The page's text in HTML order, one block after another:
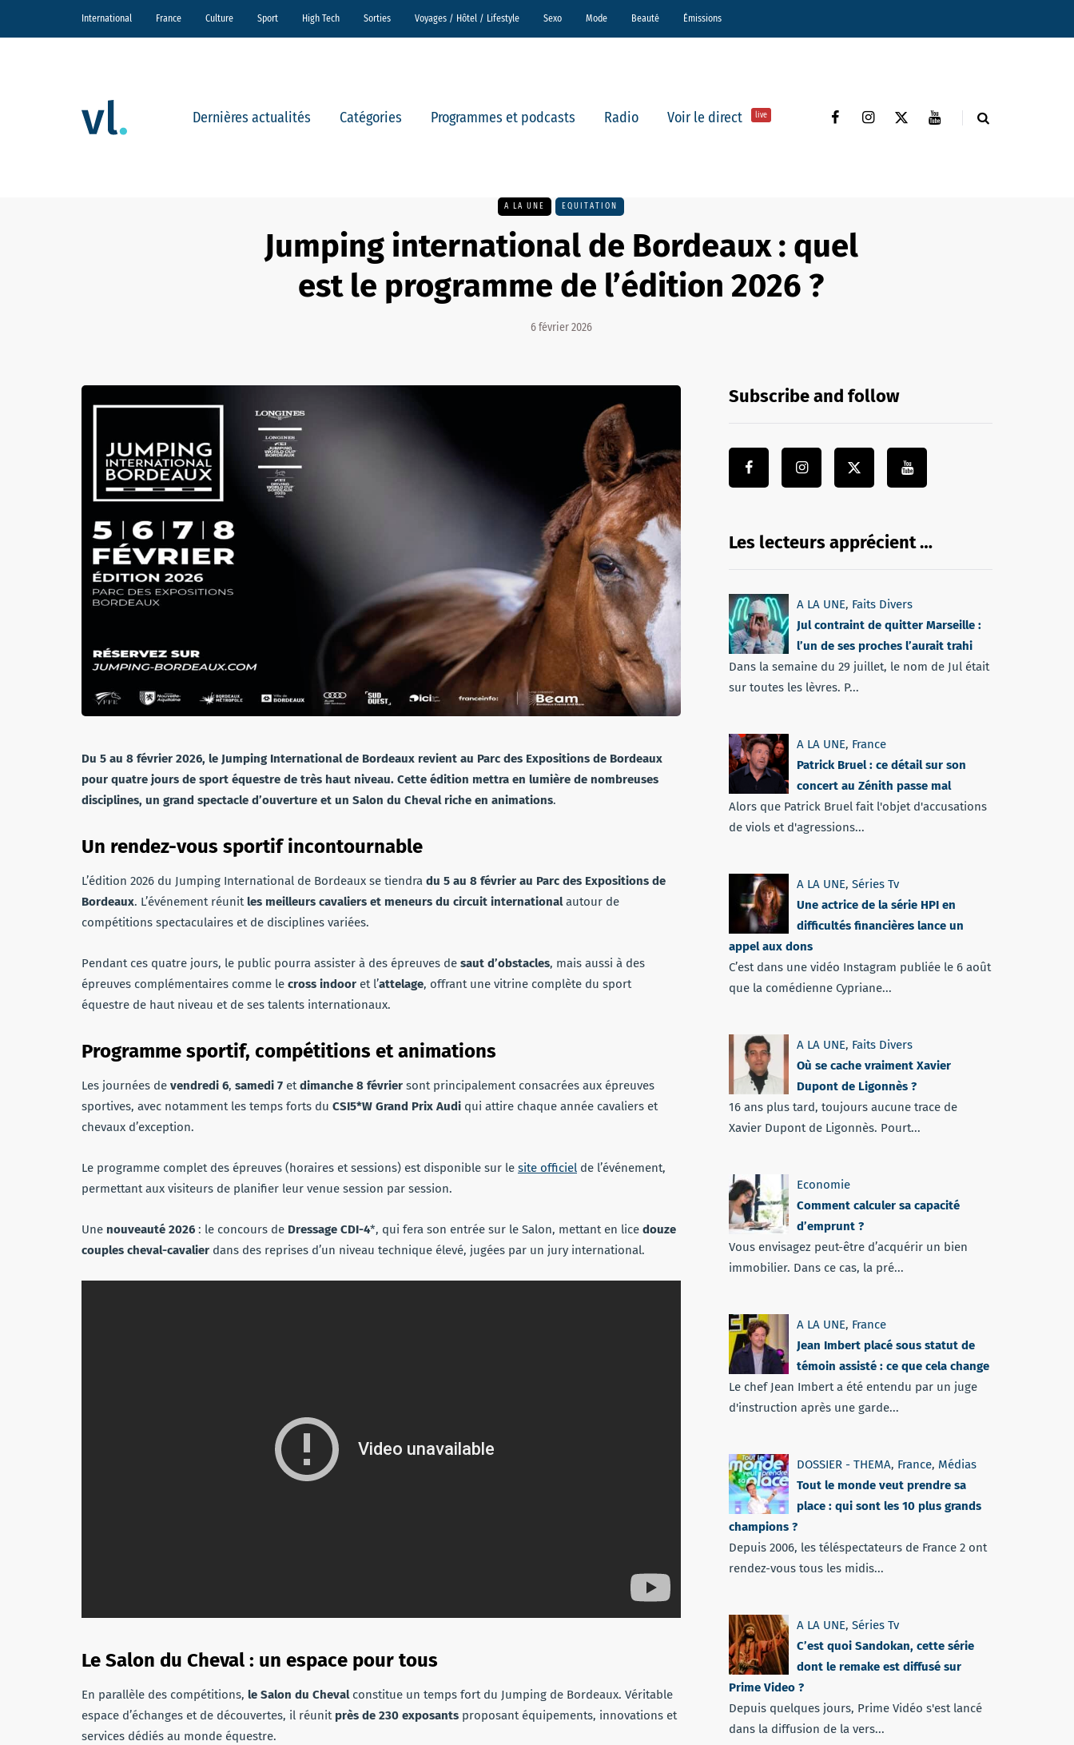
International France Culture Sport High Tech Sorties Voyages / Hôtel / Lifestyle Sexo Mode Beauté Émissions
Dernières actualités Catégories Programmes et podcasts Radio Voir le direct live
A LA UNE EQUITATION
Jumping international de Bordeaux : quel
est le programme de l’édition 2026 ?
6 février 2026
Du 5 au 8 février 2026, le Jumping International de Bordeaux revient au Parc des Expositions de Bordeaux
pour quatre jours de sport équestre de très haut niveau. Cette édition mettra en lumière de nombreuses
disciplines, un grand spectacle d’ouverture et un Salon du Cheval riche en animations.
Un rendez-vous sportif incontournable
L’édition 2026 du Jumping International de Bordeaux se tiendra du 5 au 8 février au Parc des Expositions de
Bordeaux. L’événement réunitles meilleurs cavaliers et meneurs du circuit internationalautour de
compétitions spectaculaires et de disciplines variées.
Pendant ces quatre jours, le public pourra assister à des épreuves de saut d’obstacles, mais aussi à des
épreuves complémentaires comme le cross indoor et l’attelage, offrant une vitrine complète du sport
équestre de haut niveau et de ses talents internationaux.
Programme sportif, compétitions et animations
Les journées de vendredi 6, samedi 7 etdimanche 8 février sont principalement consacrées aux épreuves
sportives, avec notamment les temps forts du CSI5*W Grand Prix Audi qui attire chaque année cavaliers et
chevaux d’exception.
Le programme complet des épreuves (horaires et sessions) est disponible sur le site officiel de l’événement,
permettant aux visiteurs de planifier leur venue session par session.
Une nouveauté 2026 : le concours de Dressage CDI-4*, qui fera son entrée sur le Salon, mettant en lice douze
couples cheval-cavalier dans des reprises d’un niveau technique élevé, jugées par un jury international.
Le Salon du Cheval : un espace pour tous
En parallèle des compétitions, le Salon du Chevalconstitue un temps fort du Jumping de Bordeaux. Véritable
espace d’échanges et de découvertes, il réunit près de 230 exposants proposant équipements, innovations et
services dédiés au monde équestre.
Subscribe and follow
Les lecteurs apprécient …
A LA UNE, Faits Divers
Jul contraint de quitter Marseille :
l’un de ses proches l’aurait trahi
Dans la semaine du 29 juillet, le nom de Jul était
sur toutes les lèvres. P...
A LA UNE, France
Patrick Bruel : ce détail sur son
concert au Zénith passe mal
Alors que Patrick Bruel fait l'objet d'accusations
de viols et d'agressions...
A LA UNE, Séries Tv
Une actrice de la série HPI en
difficultés financières lance un
appel aux dons
C’est dans une vidéo Instagram publiée le 6 août
que la comédienne Cypriane...
A LA UNE, Faits Divers
Où se cache vraiment Xavier
Dupont de Ligonnès ?
16 ans plus tard, toujours aucune trace de
Xavier Dupont de Ligonnès. Pourt...
Economie
Comment calculer sa capacité
d’emprunt ?
Vous envisagez peut-être d’acquérir un bien
immobilier. Dans ce cas, la pré...
A LA UNE, France
Jean Imbert placé sous statut de
témoin assisté : ce que cela change
Le chef Jean Imbert a été entendu par un juge
d'instruction après une garde...
DOSSIER - THEMA, France, Médias
Tout le monde veut prendre sa
place : qui sont les 10 plus grands
champions ?
Depuis 2006, les téléspectateurs de France 2 ont
rendez-vous tous les midis...
A LA UNE, Séries Tv
C’est quoi Sandokan, cette série
dont le remake est diffusé sur
Prime Video ?
Depuis quelques jours, Prime Vidéo s'est lancé
dans la diffusion de la vers...